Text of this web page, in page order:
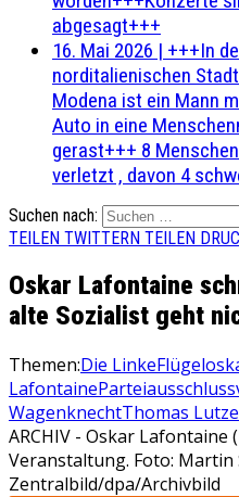
abgesagt+++
16. Mai 2026 | +++In
norditalienischen Stadt
Modena ist ein Mann
Auto in eine
gerast+++ 8
verletzt , davon 4
Suchen nach:
TEILEN TWITTERN TEILEN
Oskar Lafontaine
alte Sozialist geht
Themen:Die LinkeFlügel
Lafontaine
WagenknechtThomas Lutze
ARCHIV - Oskar Lafontaine
Veranstaltung. Foto: Martin
Zentralbild/dpa/Archivbild